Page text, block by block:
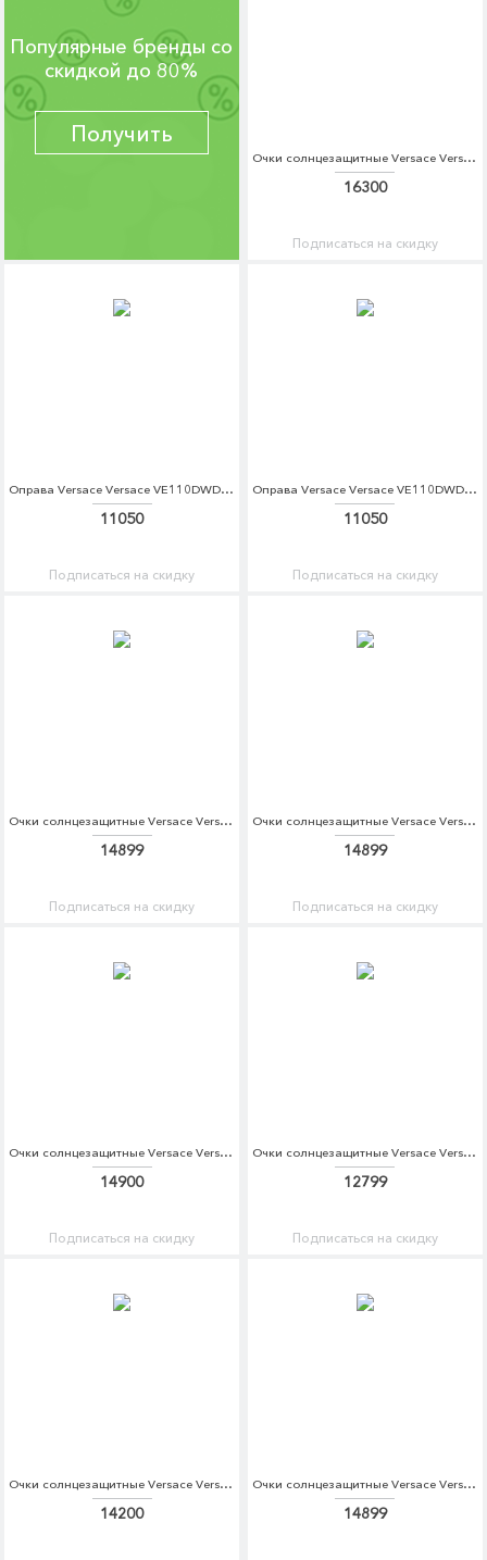
Популярные бренды со
скидкой до 80%
Получить
Очки солнцезащитные Versace Versace VE110DWDBDU9
16300
Подписаться на скидку
Оправа Versace Versace VE110DWDBED0
11050
Подписаться на скидку
Оправа Versace Versace VE110DWDBED1
11050
Подписаться на скидку
Очки солнцезащитные Versace Versace VE110DWZAY52
14899
Подписаться на скидку
Очки солнцезащитные Versace Versace VE110DWZAY62
14899
Подписаться на скидку
Очки солнцезащитные Versace Versace VE110DWDBDV0
14900
Подписаться на скидку
Очки солнцезащитные Versace Versace VE110DWZAY57
12799
Подписаться на скидку
Очки солнцезащитные Versace Versace VE110DWHGG38
14200
Очки солнцезащитные Versace Versace VE110DWIUR19
14899